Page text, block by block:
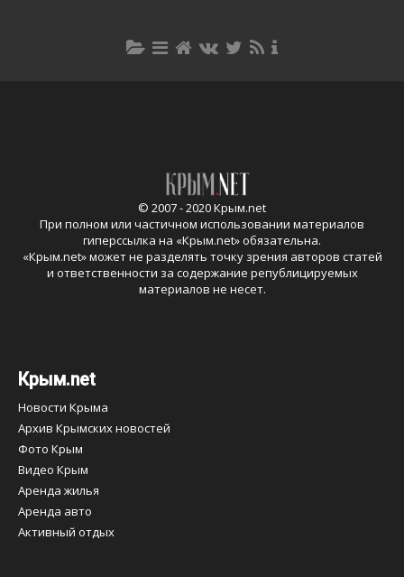
© 2007 - 2020 Крым.net
При полном или частичном использовании материалов
гиперссылка на «Крым.net» обязательна.
«Крым.net» может не разделять точку зрения авторов статей
и ответственности за содержание републицируемых
материалов не несет.
Крым.net
Новости Крыма
Архив Крымских новостей
Фото Крым
Видео Крым
Аренда жилья
Аренда авто
Активный отдых